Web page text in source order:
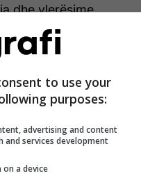
dhe vlerësime
pjesë e
/Telegrafi/
to use your
purposes:
advertising and content
and services development
a device